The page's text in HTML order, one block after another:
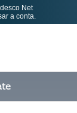
Net
a conta.